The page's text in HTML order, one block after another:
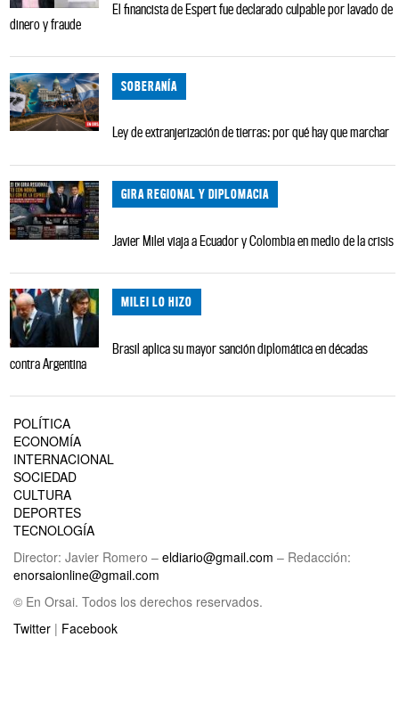
El financista de Espert fue declarado culpable por lavado de
dinero y fraude
SOBERANÍA
Ley de extranjerización de tierras: por qué hay que marchar
GIRA REGIONAL Y DIPLOMACIA
Javier Milei viaja a Ecuador y Colombia en medio de la crisis
MILEI LO HIZO
Brasil aplica su mayor sanción diplomática en décadas
contra Argentina
POLÍTICA
ECONOMÍA
INTERNACIONAL
SOCIEDAD
CULTURA
DEPORTES
TECNOLOGÍA
Director: Javier Romero – eldiario@gmail.com – Redacción:
enorsaionline@gmail.com
© En Orsai. Todos los derechos reservados.
Twitter | Facebook